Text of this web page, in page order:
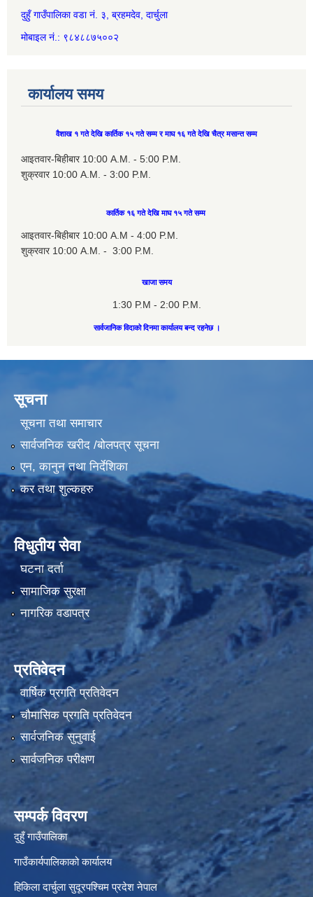
दुहुँ गाउँपालिका वडा नं. ३, ब्रहमदेव, दार्चुला
मोबाइल नं.: ९८४८८७५००२
कार्यालय समय
वैशाख १ गते देखि कार्तिक १५ गते सम्म र माघ १६ गते देखि चैत्र मसान्त सम्म
आइतवार-बिहीबार 10:00 A.M. - 5:00 P.M.
शुक्रवार 10:00 A.M. - 3:00 P.M.
कार्तिक १६ गते देखि माघ १५ गते सम्म
आइतवार-बिहीबार 10:00 A.M - 4:00 P.M.
शुक्रवार 10:00 A.M. - 3:00 P.M.
खाजा समय
1:30 P.M - 2:00 P.M.
सार्वजानिक विदाको दिनमा कार्यालय बन्द रहनेछ ।
सूचना
सूचना तथा समाचार
सार्वजनिक खरीद /बोलपत्र सूचना
एन, कानुन तथा निर्देशिका
कर तथा शुल्कहरु
विधुतीय सेवा
घटना दर्ता
सामाजिक सुरक्षा
नागरिक वडापत्र
प्रतिवेदन
वार्षिक प्रगति प्रतिवेदन
चौमासिक प्रगति प्रतिवेदन
सार्वजनिक सुनुवाई
सार्वजनिक परीक्षण
सम्पर्क विवरण
दुहुँ गाउँपालिका
गाउँकार्यपालिकाको कार्यालय
हिकिला दार्चुला सुदूरपश्चिम प्रदेश नेपाल